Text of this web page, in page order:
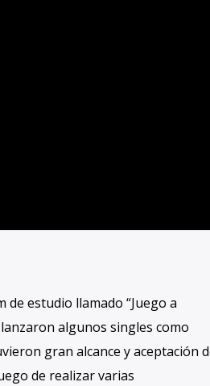
de estudio llamado “Juego a
algunos singles como
gran alcance y aceptación
de realizar varias